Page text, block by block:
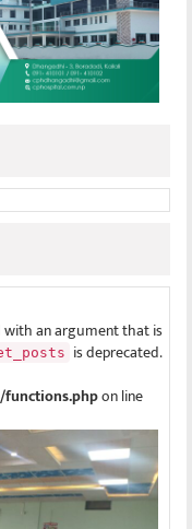
with an argument that is
is deprecated.
on line